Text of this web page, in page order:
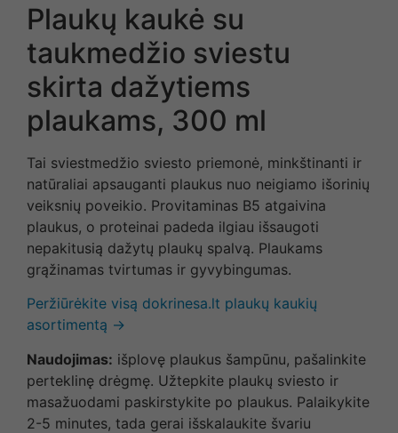
Plaukų kaukė su
taukmedžio sviestu
skirta dažytiems
plaukams, 300 ml
Tai sviestmedžio sviesto priemonė, minkštinanti ir
natūraliai apsauganti plaukus nuo neigiamo išorinių
veiksnių poveikio. Provitaminas B5 atgaivina
plaukus, o proteinai padeda ilgiau išsaugoti
nepakitusią dažytų plaukų spalvą. Plaukams
grąžinamas tvirtumas ir gyvybingumas.
Peržiūrėkite visą dokrinesa.lt plaukų kaukių
asortimentą →
Naudojimas: išplovę plaukus šampūnu, pašalinkite
perteklinę drėgmę. Užtepkite plaukų sviesto ir
masažuodami paskirstykite po plaukus. Palaikykite
2-5 minutes, tada gerai išskalaukite švariu